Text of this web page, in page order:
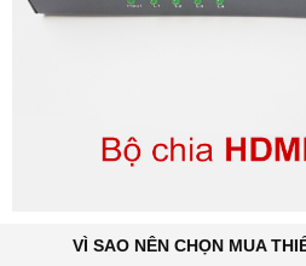
VÌ SAO NÊN CHỌN MUA